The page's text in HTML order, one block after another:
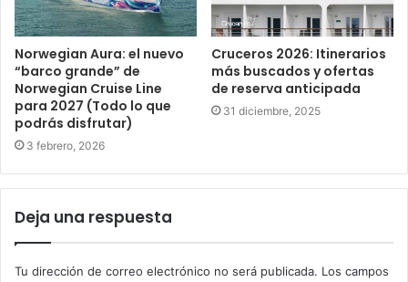
Norwegian Aura: el nuevo
“barco grande” de
Norwegian Cruise Line
para 2027 (Todo lo que
podrás disfrutar)
3 febrero, 2026
Cruceros 2026: Itinerarios
más buscados y ofertas
de reserva anticipada
31 diciembre, 2025
Deja una respuesta
Tu dirección de correo electrónico no será publicada. Los campos